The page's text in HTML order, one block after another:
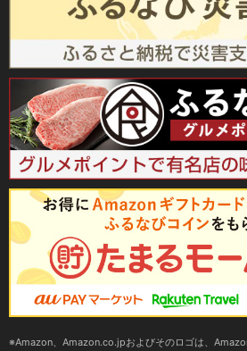
Amazon、Amazon.co.jpおよびそのロゴは、